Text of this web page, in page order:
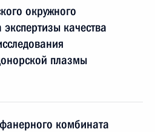
окружного
качества
плазмы
комбината